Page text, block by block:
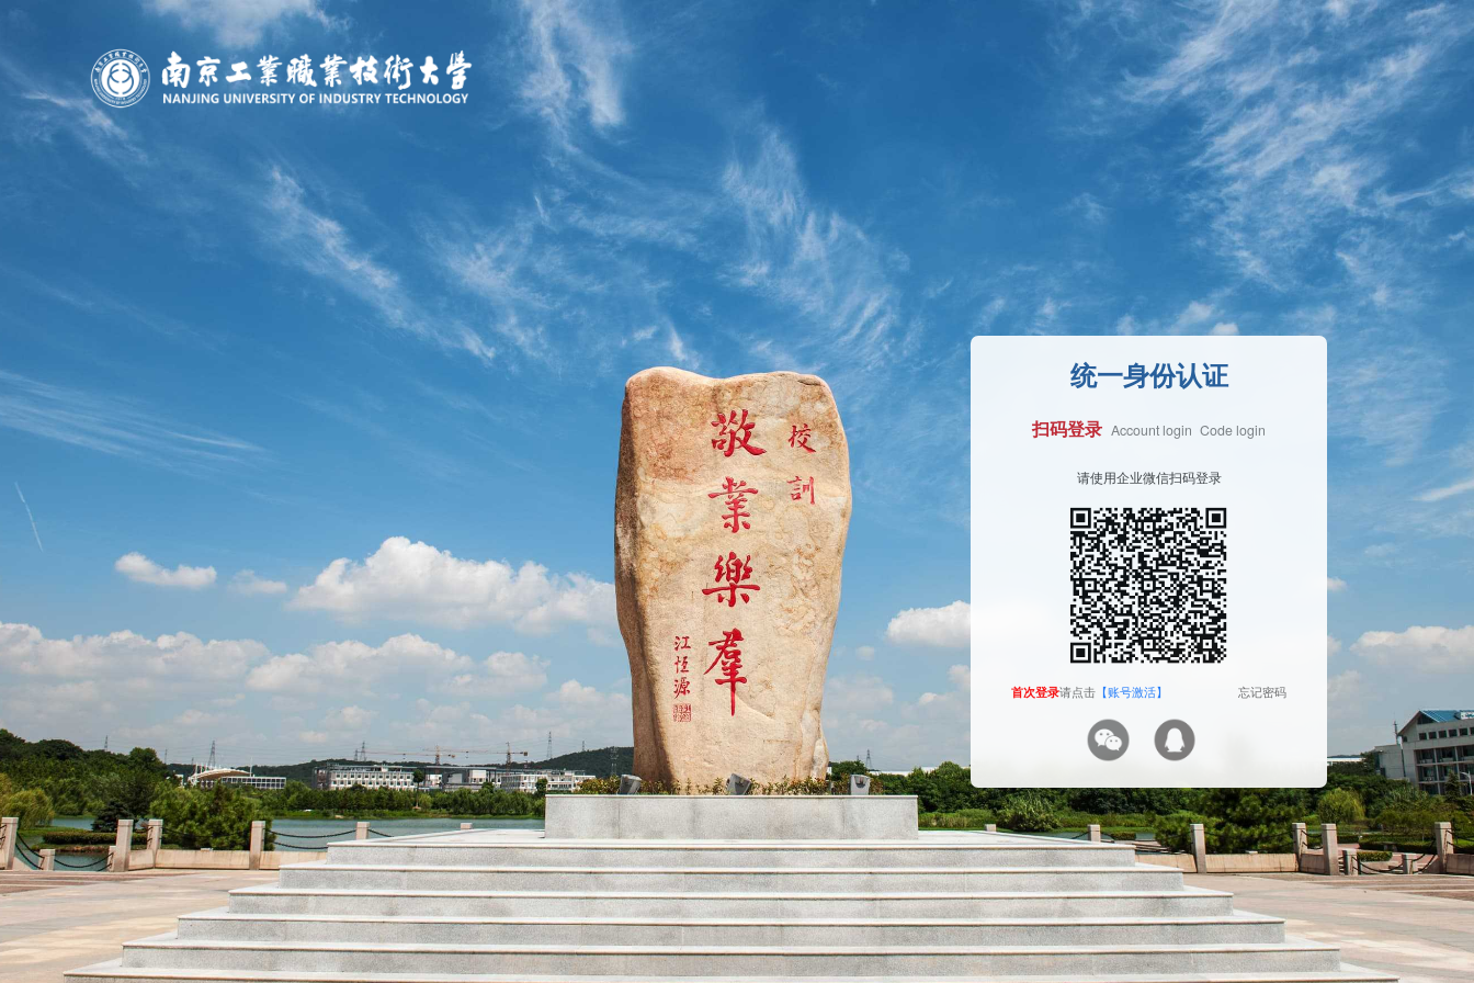
统一身份认证
扫码登录 Account login Code login
请点击【账号激活】
Send verification code
请点击【账号激活】
Face Login
The camera will be turned on soon. Please pay
attention to your privacy
请使用企业微信扫码登录
首次登录请点击 【账号激活】 忘记密码